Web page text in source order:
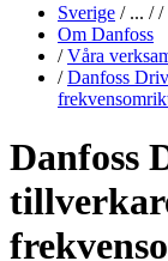
Sverige /... / /
Om Danfoss
/ Våra
/ Danfoss
Danfoss